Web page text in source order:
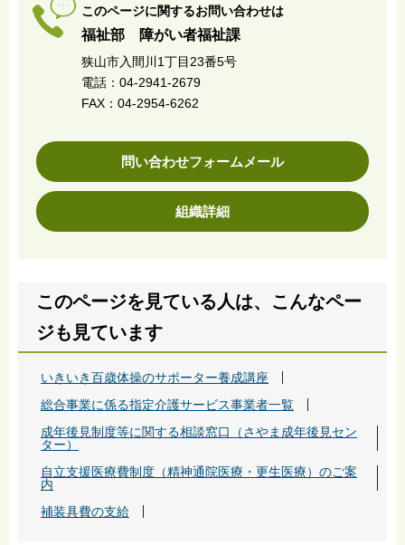
このページに関するお問い合わせは
福祉部 障がい者福祉課
狭山市入間川1丁目23番5号
電話：04-2941-2679
FAX：04-2954-6262
問い合わせフォームメール
組織詳細
このページを見ている人は、こんなペー
ジも見ています
いきいき百歳体操のサポーター養成講座
総合事業に係る指定介護サービス事業者一覧
成年後見制度等に関する相談窓口（さやま成年後見セン
ター）
自立支援医療費制度（精神通院医療・更生医療）のご案
内
補装具費の支給